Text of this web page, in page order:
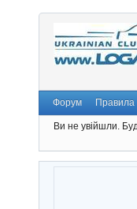
Форум Правила
Ви не увійшли.